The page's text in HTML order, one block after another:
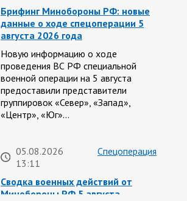
Брифинг Минобороны РФ: новые
данные о ходе спецоперации 5
августа 2026 года
Новую информацию о ходе
проведения ВС РФ специальной
военной операции на 5 августа
предоставили представители
группировок «Север», «Запад»,
«Центр», «Юг»…
05.08.2026
13:11
Спецоперация
Сводка военных действий от
Минобороны РФ 5 августа.